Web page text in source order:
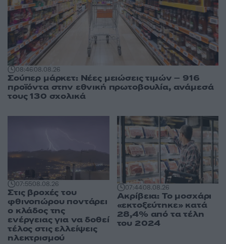
08:4608.08.26
Σούπερ μάρκετ: Νέες μειώσεις τιμών – 916
προϊόντα στην εθνική πρωτοβουλία, ανάμεσά
τους 130 σχολικά
07:5508.08.26
Στις βροχές του
φθινοπώρου ποντάρει
ο κλάδος της
ενέργειας για να δοθεί
τέλος στις ελλείψεις
ηλεκτρισμού
07:4408.08.26
Ακρίβεια: Το μοσχάρι
«εκτοξεύτηκε» κατά
28,4% από τα τέλη
του 2024